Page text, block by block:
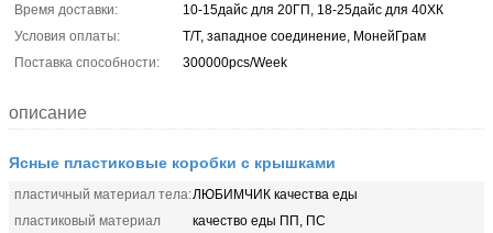
Время доставки:
10-15дайс для 20ГП, 18-25дайс для 40ХК
Условия оплаты:
Т/Т, западное соединение, МонейГрам
Поставка способности:
300000pcs/Week
описание
Ясные пластиковые коробки с крышками
пластичный материал тела:ЛЮБИМЧИК качества еды
пластиковый материал
качество еды ПП, ПС